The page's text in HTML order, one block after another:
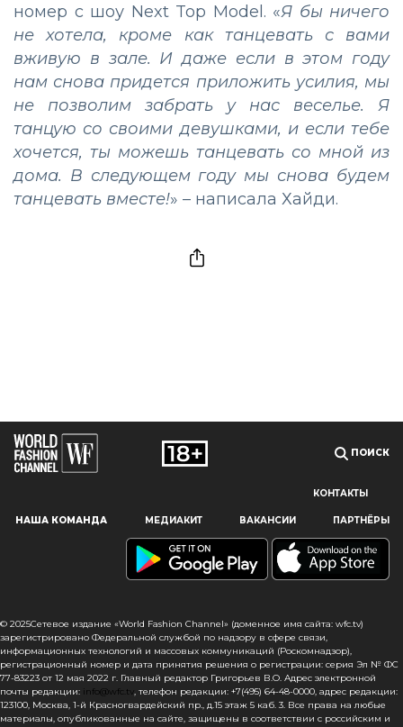
Наш сайт использует файлы cookie и похожие технологии,
чтобы гарантировать максимальное удобство
пользователям, предоставляя персонализированную
информацию, запоминая предпочтения в области
сайта, вы подтверждаете свое согласие на использование
файлов cookie в соответствии с настоящим уведомлением
в отношении данного типа файлов. Если вы не согласны
с тем, чтобы мы использовали данный тип файлов,
то вы должны соответствующим образом установить
настройки вашего браузера или не использовать сайт wfc.tv
номер с шоу Next Top Model. «Я бы ничего
не хотела, кроме как танцевать с вами
вживую в зале. И даже если в этом году
нам снова придется приложить усилия, мы
не позволим забрать у нас веселье. Я
танцую со своими девушками, и если тебе
хочется, ты можешь танцевать со мной из
дома. В следующем году мы снова будем
танцевать вместе!» – написала Хайди.
ПОИСК
КОНТАКТЫ
НАША КОМАНДА МЕДИАКИТ ВАКАНСИИ ПАРТНЁРЫ
© 2025Сетевое издание «World Fashion Channel» (доменное имя сайта: wfc.tv)
зарегистрировано Федеральной службой по надзору в сфере связи,
информационных технологий и массовых коммуникаций (Роскомнадзор),
регистрационный номер и дата принятия решения о регистрации: серия Эл № ФС
77-83223 от 12 мая 2022 г. Главный редактор Григорьев В.О. Адрес электронной
почты редакции: info@wfc.tv, телефон редакции: +7(495) 64-48-0000, адрес редакции:
123100, Москва, 1-й Красногвардейский пр., д.15 этаж 5 каб. 3. Все права на любые
материалы, опубликованные на сайте, защищены в соответствии с российским и